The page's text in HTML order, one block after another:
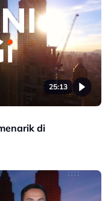
25:13
di